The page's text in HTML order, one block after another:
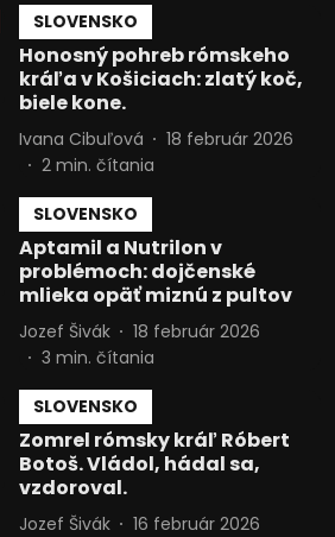
SLOVENSKO
Honosný pohreb rómskeho
kráľa v Košiciach: zlatý koč,
biele kone.
Ivana Cibuľová
18 február 2026
2 min. čítania
SLOVENSKO
Aptamil a Nutrilon v
problémoch: dojčenské
mlieka opäť miznú z pultov
Jozef Šivák
18 február 2026
3 min. čítania
SLOVENSKO
Zomrel rómsky kráľ Róbert
Botoš. Vládol, hádal sa,
vzdoroval.
Jozef Šivák
16 február 2026